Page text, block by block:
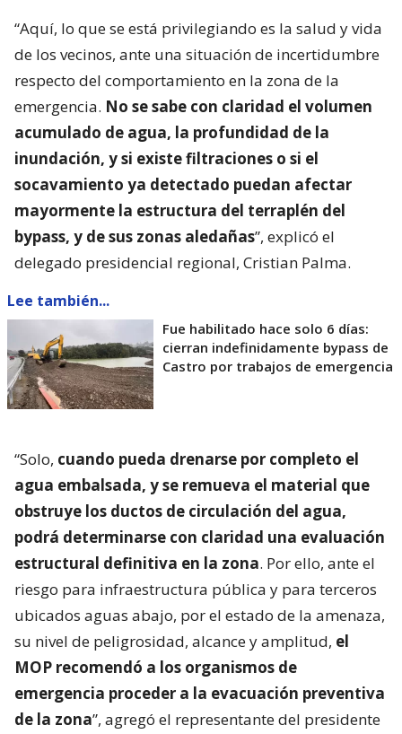
“Aquí, lo que se está privilegiando es la salud y vida
de los vecinos, ante una situación de incertidumbre
respecto del comportamiento en la zona de la
emergencia. No se sabe con claridad el volumen
acumulado de agua, la profundidad de la
inundación, y si existe filtraciones o si el
socavamiento ya detectado puedan afectar
mayormente la estructura del terraplén del
bypass, y de sus zonas aledañas”, explicó el
delegado presidencial regional, Cristian Palma.
Lee también...
Fue habilitado hace solo 6 días:
cierran indefinidamente bypass de
Castro por trabajos de emergencia
“Solo, cuando pueda drenarse por completo el
agua embalsada, y se remueva el material que
obstruye los ductos de circulación del agua,
podrá determinarse con claridad una evaluación
estructural definitiva en la zona. Por ello, ante el
riesgo para infraestructura pública y para terceros
ubicados aguas abajo, por el estado de la amenaza,
su nivel de peligrosidad, alcance y amplitud, el
MOP recomendó a los organismos de
emergencia proceder a la evacuación preventiva
de la zona”, agregó el representante del presidente